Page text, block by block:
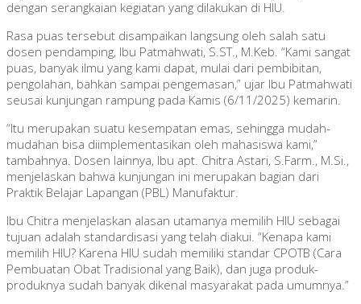
dengan serangkaian kegiatan yang dilakukan di HIU.
Rasa puas tersebut disampaikan langsung oleh salah satu
dosen pendamping, Ibu Patmahwati, S.ST., M.Keb. “Kami sangat
puas, banyak ilmu yang kami dapat, mulai dari pembibitan,
pengolahan, bahkan sampai pengemasan,” ujar Ibu Patmahwati
seusai kunjungan rampung pada Kamis (6/11/2025) kemarin.
“Itu merupakan suatu kesempatan emas, sehingga mudah-
mudahan bisa diimplementasikan oleh mahasiswa kami,”
tambahnya. Dosen lainnya, Ibu apt. Chitra Astari, S.Farm., M.Si.,
menjelaskan bahwa kunjungan ini merupakan bagian dari
Praktik Belajar Lapangan (PBL) Manufaktur.
Ibu Chitra menjelaskan alasan utamanya memilih HIU sebagai
tujuan adalah standardisasi yang telah diakui. “Kenapa kami
memilih HIU? Karena HIU sudah memiliki standar CPOTB (Cara
Pembuatan Obat Tradisional yang Baik), dan juga produk-
produknya sudah banyak dikenal masyarakat pada umumnya.”